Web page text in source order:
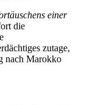
einer
die
zutage,
nach Marokko